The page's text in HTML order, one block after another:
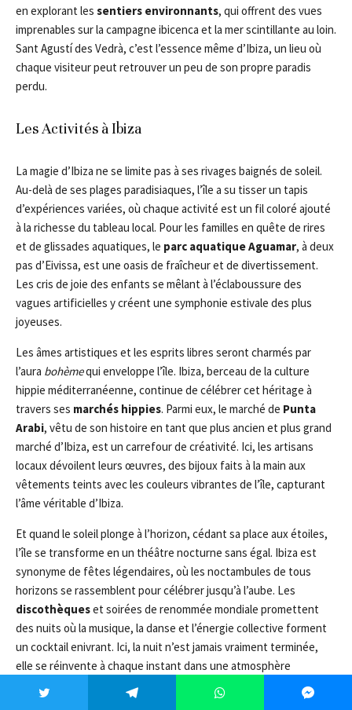
en explorant les sentiers environnants, qui offrent des vues
imprenables sur la campagne ibicenca et la mer scintillante au loin.
Sant Agustí des Vedrà, c’est l’essence même d’Ibiza, un lieu où
chaque visiteur peut retrouver un peu de son propre paradis
perdu.
Les Activités à Ibiza
La magie d’Ibiza ne se limite pas à ses rivages baignés de soleil.
Au-delà de ses plages paradisiaques, l’île a su tisser un tapis
d’expériences variées, où chaque activité est un fil coloré ajouté
à la richesse du tableau local. Pour les familles en quête de rires
et de glissades aquatiques, le parc aquatique Aguamar, à deux
pas d’Eivissa, est une oasis de fraîcheur et de divertissement.
Les cris de joie des enfants se mêlant à l’éclaboussure des
vagues artificielles y créent une symphonie estivale des plus
joyeuses.
Les âmes artistiques et les esprits libres seront charmés par
l’aura bohèmequi enveloppe l’île. Ibiza, berceau de la culture
hippie méditerranéenne, continue de célébrer cet héritage à
travers ses marchés hippies. Parmi eux, le marché de Punta
Arabi, vêtu de son histoire en tant que plus ancien et plus grand
marché d’Ibiza, est un carrefour de créativité. Ici, les artisans
locaux dévoilent leurs œuvres, des bijoux faits à la main aux
vêtements teints avec les couleurs vibrantes de l’île, capturant
l’âme véritable d’Ibiza.
Et quand le soleil plonge à l’horizon, cédant sa place aux étoiles,
l’île se transforme en un théâtre nocturne sans égal. Ibiza est
synonyme de fêtes légendaires, où les noctambules de tous
horizons se rassemblent pour célébrer jusqu’à l’aube. Les
discothèqueset soirées de renommée mondiale promettent
des nuits où la musique, la danse et l’énergie collective forment
un cocktail enivrant. Ici, la nuit n’est jamais vraiment terminée,
elle se réinvente à chaque instant dans une atmosphère